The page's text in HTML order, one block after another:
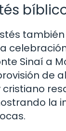
Sinaí a
de
la